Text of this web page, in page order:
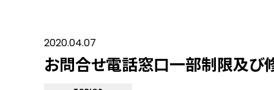
2020.04.07
お問合せ電話窓口一部制限及び